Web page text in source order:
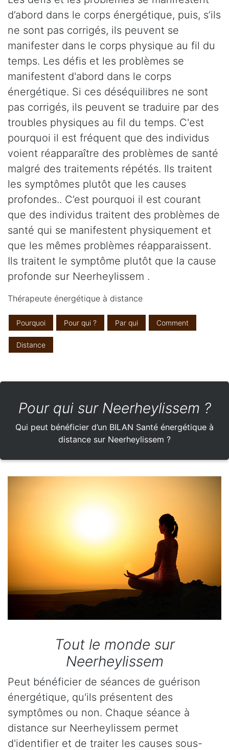
d’abord dans le corps énergétique, puis, s’ils
ne sont pas corrigés, ils peuvent se
manifester dans le corps physique au fil du
temps. Les défis et les problèmes se
manifestent d'abord dans le corps
énergétique. Si ces déséquilibres ne sont
pas corrigés, ils peuvent se traduire par des
troubles physiques au fil du temps. C'est
pourquoi il est fréquent que des individus
voient réapparaître des problèmes de santé
malgré des traitements répétés. Ils traitent
les symptômes plutôt que les causes
profondes.. C’est pourquoi il est courant
que des individus traitent des problèmes de
santé qui se manifestent physiquement et
que les mêmes problèmes réapparaissent.
Ils traitent le symptôme plutôt que la cause
profonde sur Neerheylissem .
Thérapeute énergétique à distance
Pourquoi Pour qui ? Par qui Comment
Distance
Pour qui sur Neerheylissem ?
Qui peut bénéficier d’un BILAN Santé énergétique à
distance sur Neerheylissem ?
Tout le monde sur
Neerheylissem
Peut bénéficier de séances de guérison
énergétique, qu'ils présentent des
symptômes ou non. Chaque séance à
distance sur Neerheylissem permet
d'identifier et de traiter les causes sous-